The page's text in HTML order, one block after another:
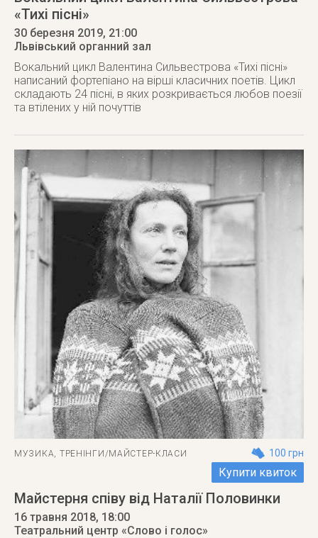
«Тихі пісні»
30 березня 2019, 21:00
Львівський органний зал
Вокальний цикл Валентина Сильвестрова «Тихі пісні»
написаний фортепіано на вірші класичних поетів. Цикл
складають 24 пісні, в яких розкривається любов поезії
та втілених у ній почуттів
МУЗИКА, ТРЕНІНГИ/МАЙСТЕР-КЛАСИ 100 грн
Купити квиток
Майстерня співу від Наталії Половинки
16 травня 2018, 18:00
Театральний центр «Слово і голос»